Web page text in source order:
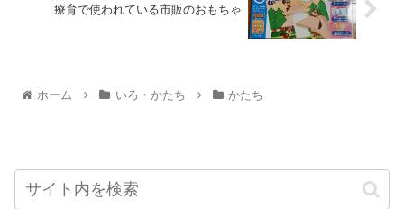
療育で使われている市販のおもちゃ
ホーム いろ・かたち かたち